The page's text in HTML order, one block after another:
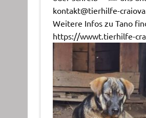
kontakt@tierhilfe-
Weitere Infos zu Tano
https://wwwt.tierhilfe-